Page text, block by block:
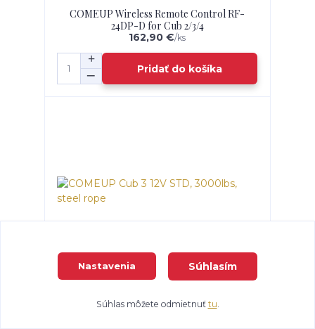
COMEUP Wireless Remote Control RF-
24DP-D for Cub 2/3/4
162,90 €/ks
Pridať do košíka
366,60 €/ks
Nastavenia Súhlasím
Súhlas môžete odmietnuť tu